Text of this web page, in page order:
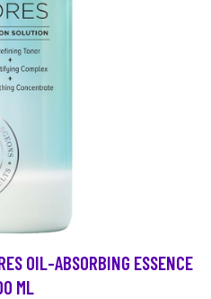
OIL-ABSORBING ESSENCE
ML